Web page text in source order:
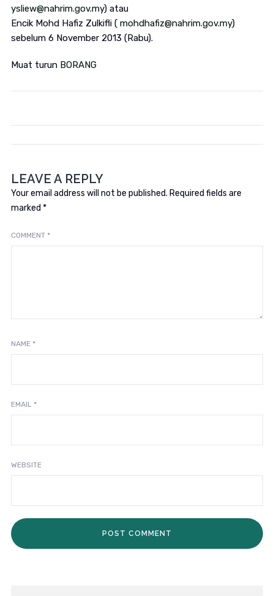
ysliew@nahrim.gov.my) atau
Encik Mohd Hafiz Zulkifli ( mohdhafiz@nahrim.gov.my)
sebelum 6 November 2013 (Rabu).
Muat turun BORANG
LEAVE A REPLY
Your email address will not be published. Required fields are
marked *
COMMENT *
NAME *
EMAIL *
WEBSITE